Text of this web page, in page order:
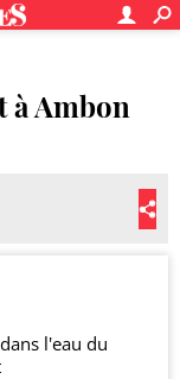
à Ambon
l'eau du